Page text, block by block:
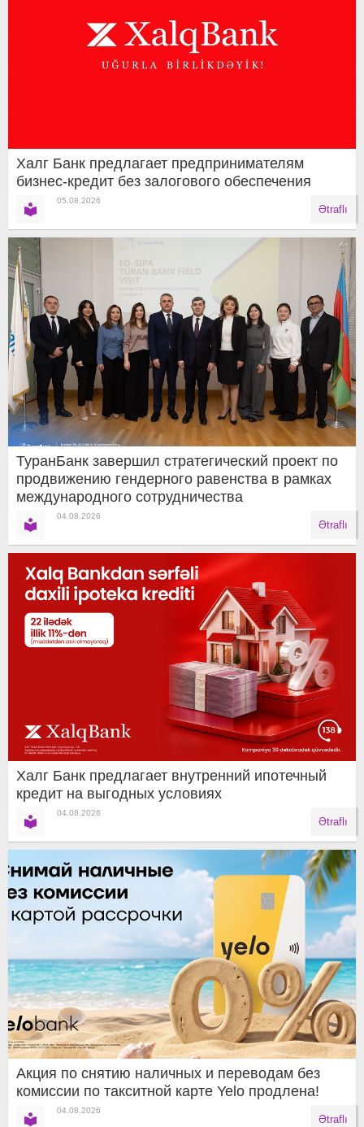
Халг Банк предлагает предпринимателям
бизнес-кредит без залогового обеспечения
05.08.2026
Ətraflı
ТуранБанк завершил стратегический проект по
продвижению гендерного равенства в рамках
международного сотрудничества
04.08.2026
Ətraflı
Халг Банк предлагает внутренний ипотечный
кредит на выгодных условиях
04.08.2026
Ətraflı
Акция по снятию наличных и переводам без
комиссии по такситной карте Yelo продлена!
04.08.2026
Ətraflı